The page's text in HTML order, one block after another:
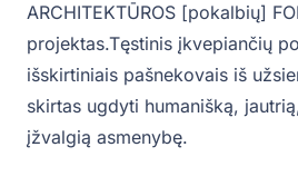
ARCHITEKTŪROS [pokalbių]
projektas.Tęstinis įkvepiančių
išskirtiniais pašnekovais iš
skirtas ugdyti humanišką,
įžvalgią asmenybę.